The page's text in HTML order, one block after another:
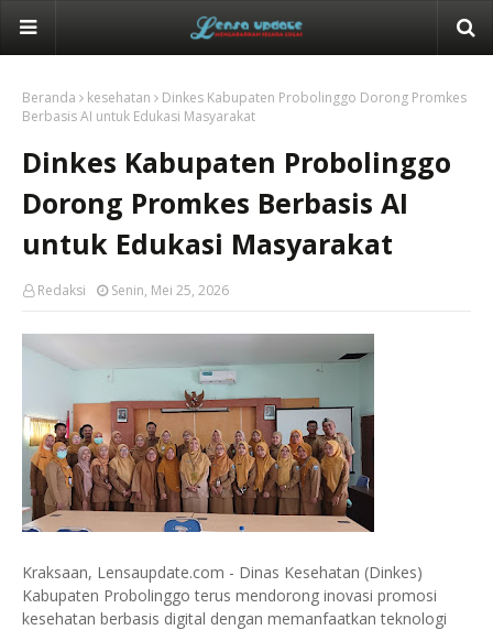
Beranda kesehatan
Dinkes Kabupaten Probolinggo Dorong Promkes
Berbasis AI untuk Edukasi Masyarakat
Dinkes Kabupaten Probolinggo
Dorong Promkes Berbasis AI
untuk Edukasi Masyarakat
Redaksi Senin, Mei 25, 2026
Kraksaan, Lensaupdate.com - Dinas Kesehatan (Dinkes)
Kabupaten Probolinggo terus mendorong inovasi promosi
kesehatan berbasis digital dengan memanfaatkan teknologi